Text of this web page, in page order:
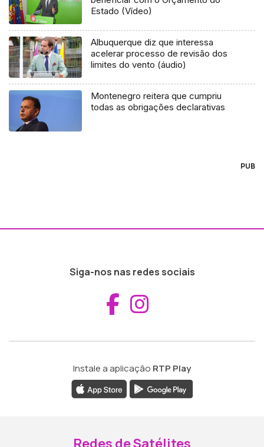
Estado (Vídeo)
Albuquerque diz que interessa
acelerar processo de revisão dos
limites do vento (áudio)
Montenegro reitera que cumpriu
todas as obrigações declarativas
PUB
Siga-nos nas redes sociais
Aceder ao
Instale a aplicação RTP Play
Redes de Satélites